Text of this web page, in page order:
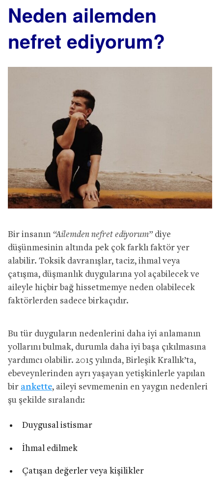
Neden ailemden
nefret ediyorum?
Bir insanın “Ailemden nefret ediyorum” diye
düşünmesinin altında pek çok farklı faktör yer
alabilir. Toksik davranışlar, taciz, ihmal veya
çatışma, düşmanlık duygularına yol açabilecek ve
aileyle hiçbir bağ hissetmemye neden olabilecek
faktörlerden sadece birkaçıdır.
Bu tür duyguların nedenlerini daha iyi anlamanın
yollarını bulmak, durumla daha iyi başa çıkılmasına
yardımcı olabilir. 2015 yılında, Birleşik Krallık’ta,
ebeveynlerinden ayrı yaşayan yetişkinlerle yapılan
bir ankette, aileyi sevmemenin en yaygın nedenleri
şu şekilde sıralandı:
Duygusal istismar
İhmal edilmek
Çatışan değerler veya kişilikler